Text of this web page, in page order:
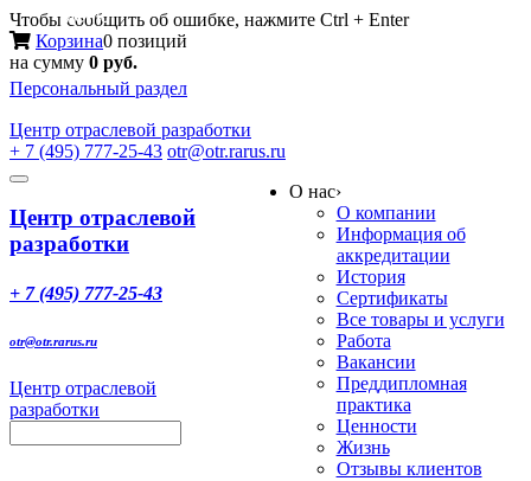
Чтобы сообщить об ошибке, нажмите Ctrl + Enter
Корзина0 позиций
на сумму 0 руб.
Персональный раздел
Центр отраслевой разработки
+ 7 (495) 777-25-43 otr@otr.rarus.ru
Toggle
Меню
Центр отраслевой
разработки
+ 7 (495) 777-25-43
otr@otr.rarus.ru
Центр отраслевой
разработки
О нас›
О компании
Информация об
аккредитации
История
Сертификаты
Все товары и услуги
Работа
Вакансии
Преддипломная
практика
Ценности
Жизнь
Отзывы клиентов